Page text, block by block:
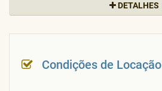
CONDOMINIO R$ 316,05
DETALHES
Condições de Locação